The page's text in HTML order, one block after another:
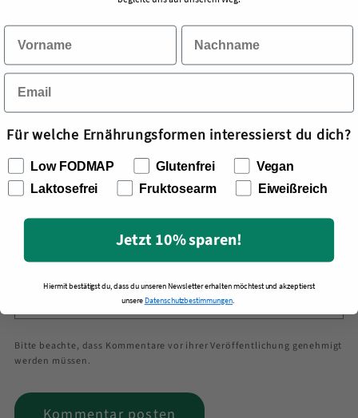
Hinterlasse einen Kommentar
Name
E-Mail*
Kommentar*
Bitte beachte, dass Kommentare vor ihrer Veröffentlichung genehmigt
werden müssen.
Für welche Ernährungsformen interessierst du dich?
Low FODMAP Glutenfrei Vegan
Laktosefrei Fruktosearm Eiweißreich
Jetzt 10% sparen!
Hiermit bestätigst du, dass du unseren Newsletter erhalten möchtest und akzeptierst
unsere Datenschutzbestimmungen.